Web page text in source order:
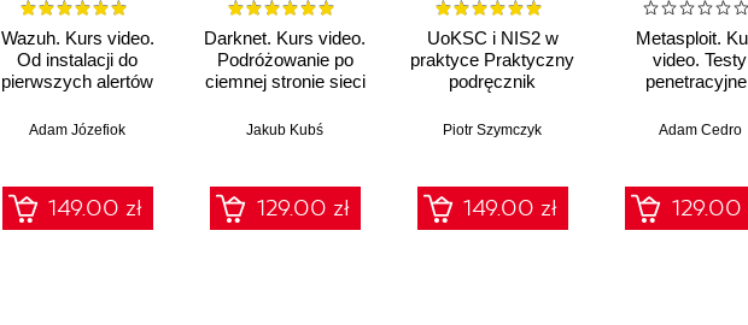
Wazuh. Kurs video.
Od instalacji do
pierwszych alertów
Adam Józefiok
149.00 zł
Darknet. Kurs video.
Podróżowanie po
ciemnej stronie sieci
Jakub Kubś
129.00 zł
UoKSC i NIS2 w
praktyce Praktyczny
podręcznik
Krajowego Systemu
procedury, audyt dla
zarządów, IT i
compliance
Piotr Szymczyk
149.00 zł
Metasploit.
video. Testy
zabezpieczeń
Adam Cedro
129.00